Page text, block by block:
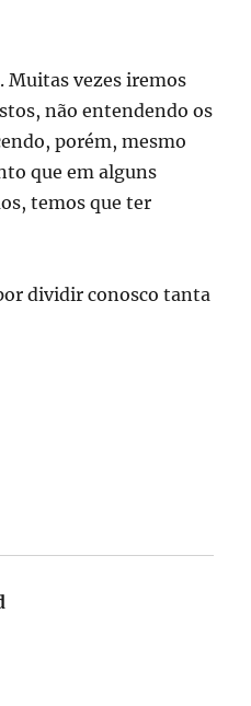
Muitas vezes iremos
não entendendo os
porém, mesmo
que em alguns
temos que ter
dividir conosco tanta